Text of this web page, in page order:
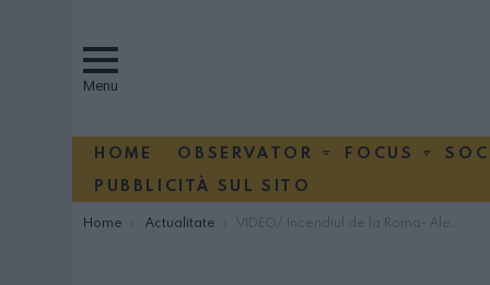
Menu
HOME OBSERVATOR FOCUS
PUBBLICITÀ SUL SITO
You are here:
Home Actualitate VIDEO/ Incendiul de la Roma- Alemanno: Zi de doliu